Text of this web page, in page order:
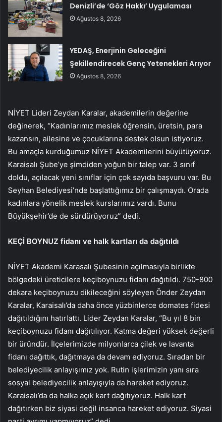
Denizli’de ‘Göz Hakkı’ Uygulaması
Ağustos 8, 2026
YEDAŞ, Enerjinin Geleceğini
Şekillendirecek Genç Yetenekleri Arıyor
Ağustos 8, 2026
NİYET Lideri Zeydan Karalar, akademilerin değerine
değinerek, “Kadınlarımız meslek öğrensin, üretsin, para
kazansın, ailesine ve çocuklarına destek olsun istiyoruz.
Bu amaçla kurduğumuz NİYET Akademilerini büyütüyoruz.
Karaisalı Şube’ye şimdiden yoğun bir talep var. 3 sınıf
doldu, açılacak yeni sınıflar için çok sayıda başvuru var. Bu
Seyhan Belediyesi’nde başlattığımız bir çalışmaydı. Orada
kadınlara yönelik meslek kurslarımız vardı. Bunu
Büyükşehir’de de sürdürüyoruz” dedi.
KEÇİ BOYNUZ fidanı ve halk kartları da dağıtıldı
NİYET Akademi Karasalı Şubesinin açılmasıyla birlikte
bölgedeki üreticilere keçiboynuzu fidanı dağıtıldı. 750-800
dekara keçiboynuzu dikileceğini söyleyen Önder Zeydan
Karalar, Karaisalı’da daha önce yüzbinlerce domates fidesi
dağıtıldığını hatırlattı. Lider Zeydan Karalar, “Bu yıl 8 bin
keçiboynuzu fidanı dağıtılıyor. Katma değeri yüksek değerli
bir üründür. İlçelerimizde milyonlarca çilek ve lavanta
fidanı dağıttık, dağıtmaya da devam ediyoruz. Sıradan bir
belediyecilik anlayışımız yok. Rutin işlerimizin yanı sıra
sosyal belediyecilik anlayışıyla da hareket ediyoruz.
Karaisalı’da da halka açık kart dağıtıyoruz. Halk kart
dağıtırken biz siyasi değil insanca hareket ediyoruz. Siyasi